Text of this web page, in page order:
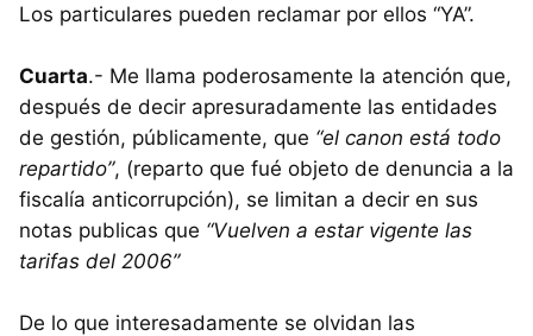
Los particulares pueden reclamar por ellos “YA”.
Cuarta.- Me llama poderosamente la atención que,
después de decir apresuradamente las entidades
de gestión, públicamente, que “el canon está todo
repartido”, (reparto que fué objeto de denuncia a la
fiscalía anticorrupción), se limitan a decir en sus
notas publicas que “Vuelven a estar vigente las
tarifas del 2006”
De lo que interesadamente se olvidan las